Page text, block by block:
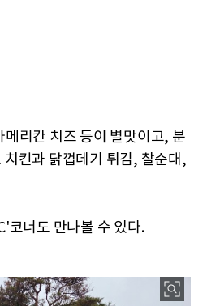
리칸 치즈 등이 별맛이고, 분
킨과 닭껍데기 튀김, 찰순대,
코너도 만나볼 수 있다.